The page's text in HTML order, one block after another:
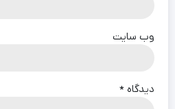
وب‌ سایت
دیدگاه*